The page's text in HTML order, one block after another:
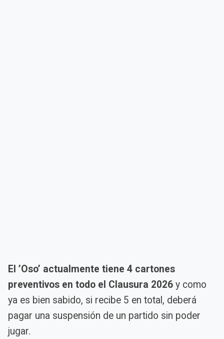
El ’Oso’ actualmente tiene 4 cartones
preventivos en todo el Clausura 2026 y como
ya es bien sabido, si recibe 5 en total, deberá
pagar una suspensión de un partido sin poder
jugar.